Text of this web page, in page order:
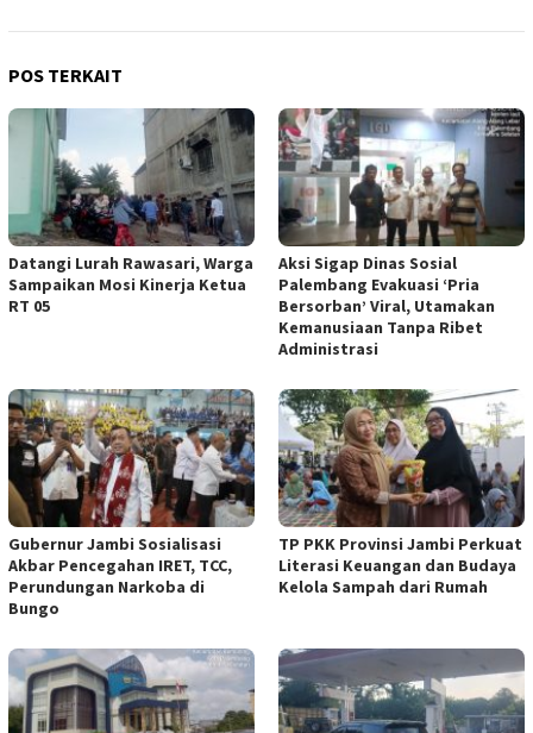
POS TERKAIT
Datangi Lurah Rawasari, Warga
Sampaikan Mosi Kinerja Ketua
RT 05
Aksi Sigap Dinas Sosial
Palembang Evakuasi ‘Pria
Bersorban’ Viral, Utamakan
Kemanusiaan Tanpa Ribet
Administrasi
Gubernur Jambi Sosialisasi
Akbar Pencegahan IRET, TCC,
Perundungan Narkoba di
Bungo
TP PKK Provinsi Jambi Perkuat
Literasi Keuangan dan Budaya
Kelola Sampah dari Rumah